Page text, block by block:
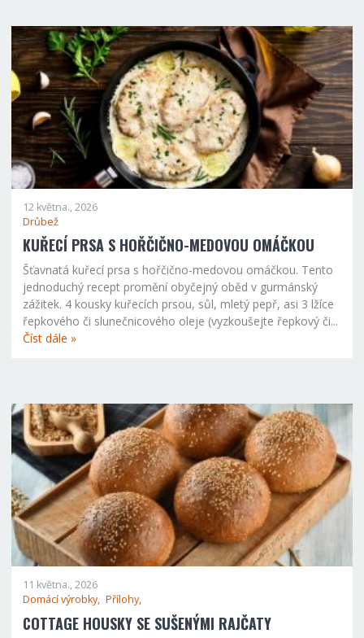
12 května., 2026
Drůbež
KUŘECÍ PRSA S HOŘČIČNO-MEDOVOU OMÁČKOU
Šťavnatá kuřecí prsa s hořčično-medovou omáčkou. Tento
jednoduchý recept promění obyčejný oběd v gurmánský
zážitek. 4 kousky kuřecích prsou, sůl, mletý pepř, asi 3 lžíce
řepkového či slunečnicového oleje (vyzkoušejte řepkový či...
Číst dále »
11 května., 2026
Domácí výrobky, Přílohy,
COTTAGE HOUSKY SE SUŠENÝMI RAJČATY